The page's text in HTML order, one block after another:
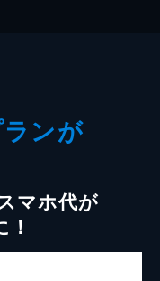
ンが
マホ代が